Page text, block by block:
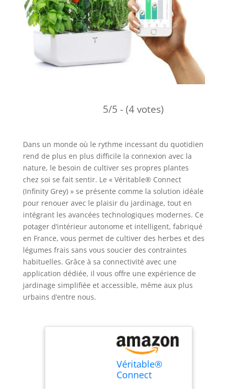
5/5 - (4 votes)
Dans un monde où le rythme incessant du quotidien
rend de plus en plus difficile la connexion avec la
nature, le besoin de cultiver ses propres plantes
chez soi se fait sentir. Le « Véritable® Connect
(Infinity Grey) » se présente comme la solution idéale
pour renouer avec le plaisir du jardinage, tout en
intégrant les avancées technologiques modernes. Ce
potager d’intérieur autonome et intelligent, fabriqué
en France, vous permet de cultiver des herbes et des
légumes frais sans vous soucier des contraintes
habituelles. Grâce à sa connectivité avec une
application dédiée, il vous offre une expérience de
jardinage simplifiée et accessible, même aux plus
urbains d’entre nous.
Véritable®
Connect